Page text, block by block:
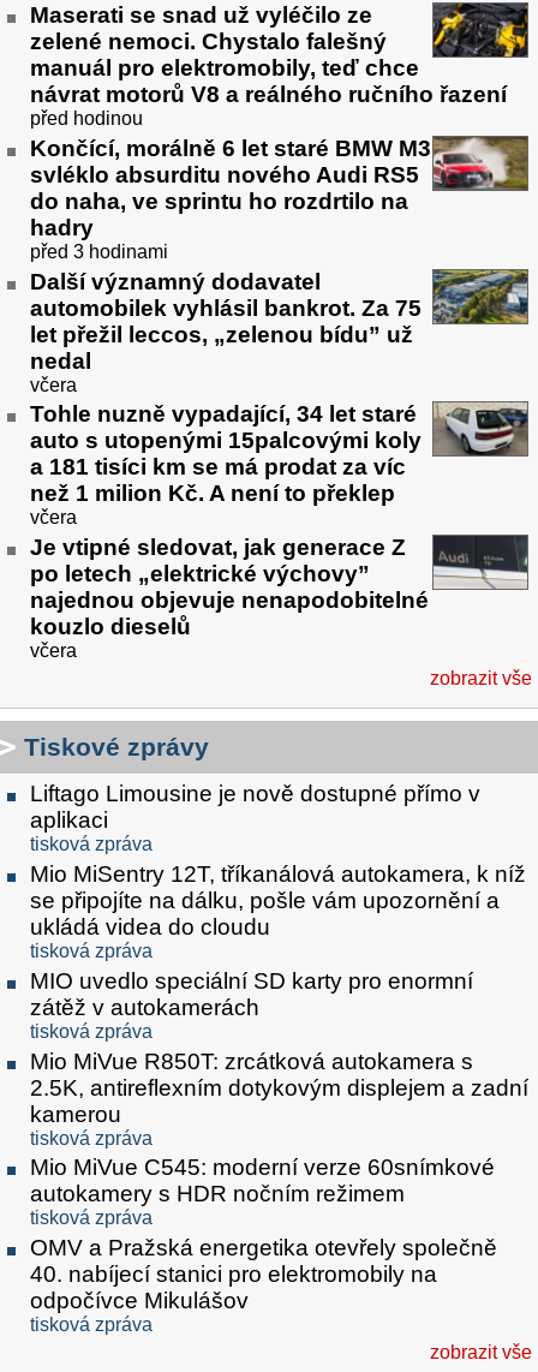
Maserati se snad už vyléčilo ze
zelené nemoci. Chystalo falešný
manuál pro elektromobily, teď chce
návrat motorů V8 a reálného ručního řazení
před hodinou
Končící, morálně 6 let staré BMW M3
svléklo absurditu nového Audi RS5
do naha, ve sprintu ho rozdrtilo na
hadry
před 3 hodinami
Další významný dodavatel
automobilek vyhlásil bankrot. Za 75
let přežil leccos, „zelenou bídu” už
nedal
včera
Tohle nuzně vypadající, 34 let staré
auto s utopenými 15palcovými koly
a 181 tisíci km se má prodat za víc
než 1 milion Kč. A není to překlep
včera
Je vtipné sledovat, jak generace Z
po letech „elektrické výchovy”
najednou objevuje nenapodobitelné
kouzlo dieselů
včera
zobrazit vše
Tiskové zprávy
Liftago Limousine je nově dostupné přímo v
aplikaci
tisková zpráva
Mio MiSentry 12T, tříkanálová autokamera, k níž
se připojíte na dálku, pošle vám upozornění a
ukládá videa do cloudu
tisková zpráva
MIO uvedlo speciální SD karty pro enormní
zátěž v autokamerách
tisková zpráva
Mio MiVue R850T: zrcátková autokamera s
2.5K, antireflexním dotykovým displejem a zadní
kamerou
tisková zpráva
Mio MiVue C545: moderní verze 60snímkové
autokamery s HDR nočním režimem
tisková zpráva
OMV a Pražská energetika otevřely společně
40. nabíjecí stanici pro elektromobily na
odpočívce Mikulášov
tisková zpráva
zobrazit vše